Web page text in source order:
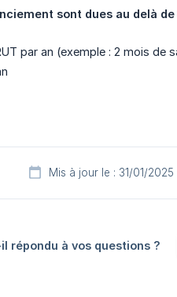
sont dues au delà
par an (exemple : 2 mois de
Mis à jour le : 31/01/2025
répondu à vos questions ?